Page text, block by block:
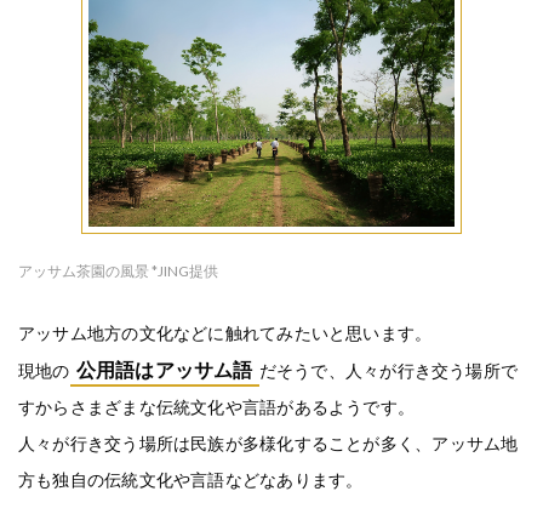
アッサム茶園の風景 *JING提供
アッサム地方の文化などに触れてみたいと思います。
現地の 公用語はアッサム語 だそうで、人々が行き交う場所で
すからさまざまな伝統文化や言語があるようです。
人々が行き交う場所は民族が多様化することが多く、アッサム地
方も独自の伝統文化や言語などなあります。